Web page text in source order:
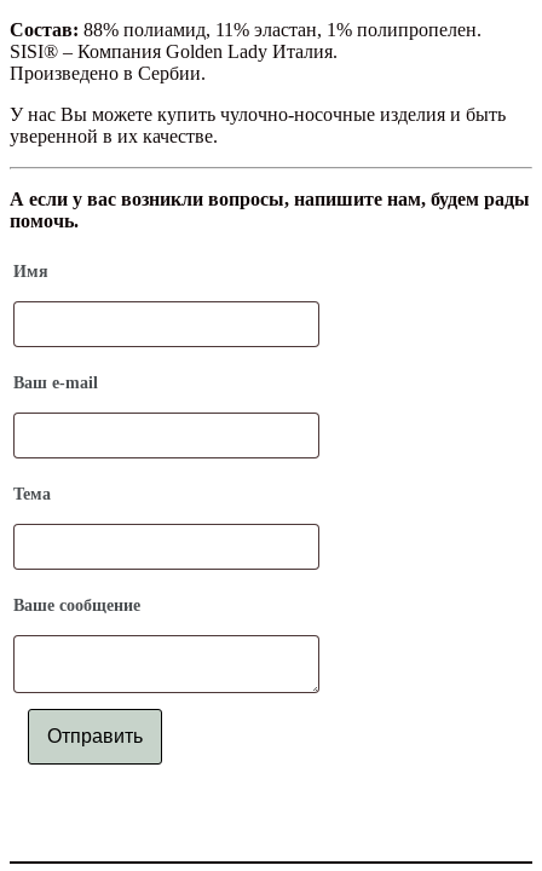
Состав: 88% полиамид, 11% эластан, 1% полипропелен.
SISI® – Компания Golden Lady Италия.
Произведено в Сербии.
У нас Вы можете купить чулочно-носочные изделия и быть
уверенной в их качестве.
А если у вас возникли вопросы, напишите нам, будем рады
помочь.
Имя
Ваш e-mail
Тема
Ваше сообщение
Отправить